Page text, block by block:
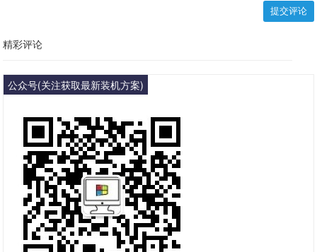
提交评论
精彩评论
公众号(关注获取最新装机方案)